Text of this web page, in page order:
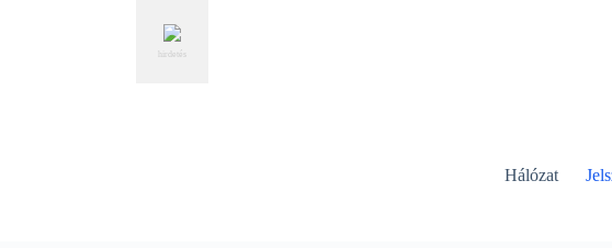
hirdetés
Hálózat